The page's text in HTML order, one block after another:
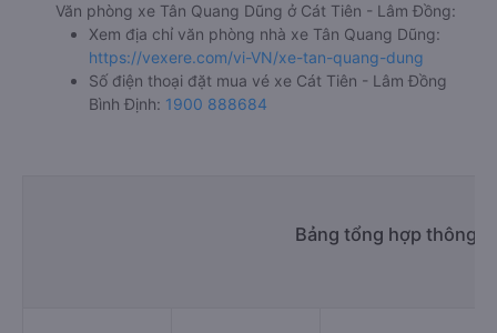
Văn phòng xe Tân Quang Dũng ở Cát Tiên - Lâm Đồng:
Xem địa chỉ văn phòng nhà xe Tân Quang Dũng:
https://vexere.com/vi-VN/xe-tan-quang-dung
Số điện thoại đặt mua vé xe Cát Tiên - Lâm Đồng
Bình Định: 1900 888684
Bảng tổng hợp thông